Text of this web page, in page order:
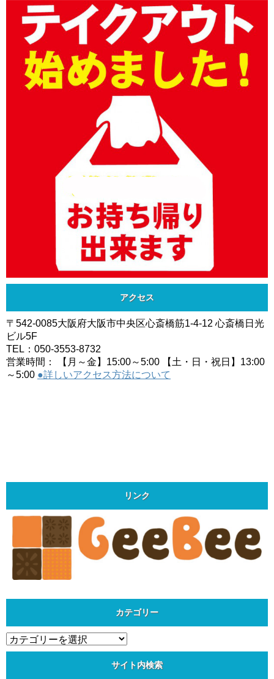
アクセス
〒542-0085大阪府大阪市中央区心斎橋筋1-4-12 心斎橋日光
ビル5F
TEL：050-3553-8732
営業時間： 【月～金】15:00～5:00 【土・日・祝日】13:00
～5:00 ●詳しいアクセス方法について
リンク
カテゴリー
カ
テ
サイト内検索